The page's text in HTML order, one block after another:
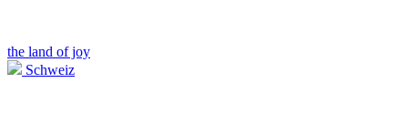
the land of joy
Schweiz